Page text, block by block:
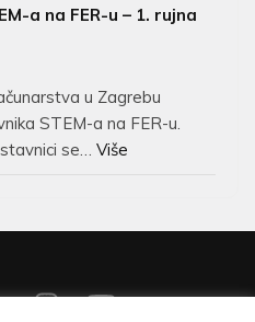
a na FER-u – 1. rujna
u Zagrebu
STEM-a na FER-u.
se… Više